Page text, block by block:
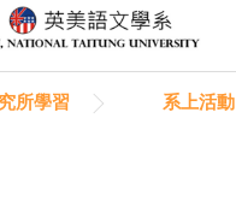
所學習 系上活動